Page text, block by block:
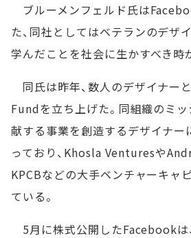
ブルーメンフェルド氏は
た、同社としてはベテランのデザ
学んだことを社会に生かすべき時
同氏は昨年、数人のデザイナー
Fundを立ち上げた。同組織のミ
献する事業を創造するデザイナー
っており、Khosla Venturesや
KPCBなどの大手ベンチャーキャ
ている。
5月に株式公開したFacebookは